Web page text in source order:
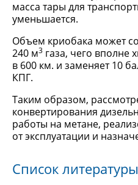
масса тары для
уменьшается.
Объем криобака может
240 м3 газа, чего вполне
в 600 км. и заменяет 10
КПГ.
Таким образом,
конвертирования
работы на метане,
от эксплуатации и
Список литературы